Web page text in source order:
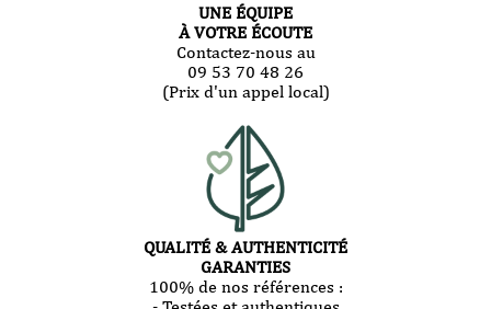
UNE ÉQUIPE
À VOTRE ÉCOUTE
Contactez-nous au
09 53 70 48 26
(Prix d'un appel local)
QUALITÉ & AUTHENTICITÉ
GARANTIES
100% de nos références :